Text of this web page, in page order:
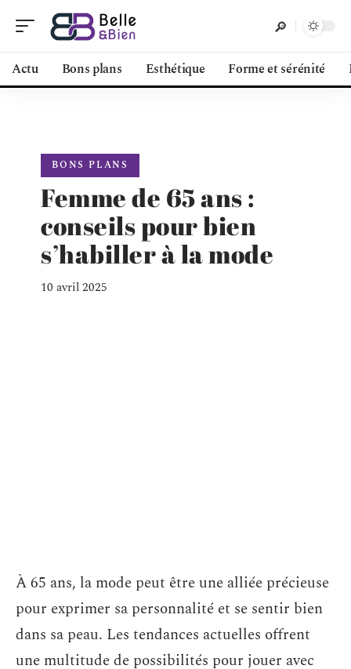
Actu Bons plans Esthétique Forme et sérénité
BONS PLANS
Femme de 65 ans :
conseils pour bien
s’habiller à la mode
10 avril 2025
À 65 ans, la mode peut être une alliée précieuse
pour exprimer sa personnalité et se sentir bien
dans sa peau. Les tendances actuelles offrent
une multitude de possibilités pour jouer avec